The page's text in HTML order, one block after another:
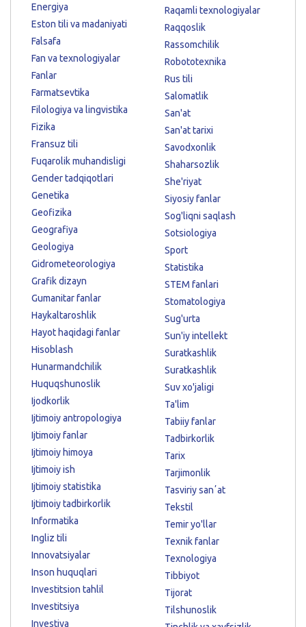
Energiya
Eston tili va madaniyati
Falsafa
Fan va texnologiyalar
Fanlar
Farmatsevtika
Filologiya va lingvistika
Fizika
Fransuz tili
Fuqarolik muhandisligi
Gender tadqiqotlari
Genetika
Geofizika
Geografiya
Geologiya
Gidrometeorologiya
Grafik dizayn
Gumanitar fanlar
Haykaltaroshlik
Hayot haqidagi fanlar
Hisoblash
Hunarmandchilik
Huquqshunoslik
Ijodkorlik
Ijtimoiy antropologiya
Ijtimoiy fanlar
Ijtimoiy himoya
Ijtimoiy ish
Ijtimoiy statistika
Ijtimoiy tadbirkorlik
Informatika
Ingliz tili
Innovatsiyalar
Inson huquqlari
Investitsion tahlil
Investitsiya
Investiya
Raqamli texnologiyalar
Raqqoslik
Rassomchilik
Robototexnika
Rus tili
Salomatlik
San'at
San'at tarixi
Savodxonlik
Shaharsozlik
She'riyat
Siyosiy fanlar
Sog'liqni saqlash
Sotsiologiya
Sport
Statistika
STEM fanlari
Stomatologiya
Sug'urta
Sun'iy intellekt
Suratkashlik
Suratkashlik
Suv xo'jaligi
Ta'lim
Tabiiy fanlar
Tadbirkorlik
Tarix
Tarjimonlik
Tasviriy sanʼat
Tekstil
Temir yo'llar
Texnik fanlar
Texnologiya
Tibbiyot
Tijorat
Tilshunoslik